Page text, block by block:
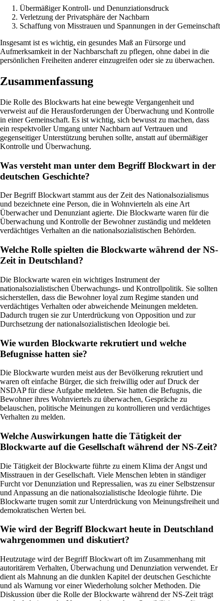
Übermäßiger Kontroll- und Denunziationsdruck
Verletzung der Privatsphäre der Nachbarn
Schaffung von Misstrauen und Spannungen in der Gemeinschaft
Insgesamt ist es wichtig, ein gesundes Maß an Fürsorge und
Aufmerksamkeit in der Nachbarschaft zu pflegen, ohne dabei in die
persönlichen Freiheiten anderer einzugreifen oder sie zu überwachen.
Zusammenfassung
Die Rolle des Blockwarts hat eine bewegte Vergangenheit und
verweist auf die Herausforderungen der Überwachung und Kontrolle
in einer Gemeinschaft. Es ist wichtig, sich bewusst zu machen, dass
ein respektvoller Umgang unter Nachbarn auf Vertrauen und
gegenseitiger Unterstützung beruhen sollte, anstatt auf übermäßiger
Kontrolle und Überwachung.
Was versteht man unter dem Begriff Blockwart in der
deutschen Geschichte?
Der Begriff Blockwart stammt aus der Zeit des Nationalsozialismus
und bezeichnete eine Person, die in Wohnvierteln als eine Art
Überwacher und Denunziant agierte. Die Blockwarte waren für die
Überwachung und Kontrolle der Bewohner zuständig und meldeten
verdächtiges Verhalten an die nationalsozialistischen Behörden.
Welche Rolle spielten die Blockwarte während der NS-
Zeit in Deutschland?
Die Blockwarte waren ein wichtiges Instrument der
nationalsozialistischen Überwachungs- und Kontrollpolitik. Sie sollten
sicherstellen, dass die Bewohner loyal zum Regime standen und
verdächtiges Verhalten oder abweichende Meinungen meldeten.
Dadurch trugen sie zur Unterdrückung von Opposition und zur
Durchsetzung der nationalsozialistischen Ideologie bei.
Wie wurden Blockwarte rekrutiert und welche
Befugnisse hatten sie?
Die Blockwarte wurden meist aus der Bevölkerung rekrutiert und
waren oft einfache Bürger, die sich freiwillig oder auf Druck der
NSDAP für diese Aufgabe meldeten. Sie hatten die Befugnis, die
Bewohner ihres Wohnviertels zu überwachen, Gespräche zu
belauschen, politische Meinungen zu kontrollieren und verdächtiges
Verhalten zu melden.
Welche Auswirkungen hatte die Tätigkeit der
Blockwarte auf die Gesellschaft während der NS-Zeit?
Die Tätigkeit der Blockwarte führte zu einem Klima der Angst und
Misstrauen in der Gesellschaft. Viele Menschen lebten in ständiger
Furcht vor Denunziation und Repressalien, was zu einer Selbstzensur
und Anpassung an die nationalsozialistische Ideologie führte. Die
Blockwarte trugen somit zur Unterdrückung von Meinungsfreiheit und
demokratischen Werten bei.
Wie wird der Begriff Blockwart heute in Deutschland
wahrgenommen und diskutiert?
Heutzutage wird der Begriff Blockwart oft im Zusammenhang mit
autoritärem Verhalten, Überwachung und Denunziation verwendet. Er
dient als Mahnung an die dunklen Kapitel der deutschen Geschichte
und als Warnung vor einer Wiederholung solcher Methoden. Die
Diskussion über die Rolle der Blockwarte während der NS-Zeit trägt